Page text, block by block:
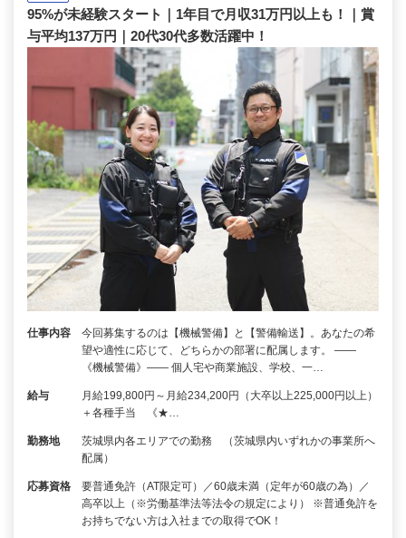
95%が未経験スタート｜1年目で月収31万円以上も！｜賞
与平均137万円｜20代30代多数活躍中！
仕事内容
今回募集するのは【機械警備】と【警備輸送】。あなたの希
望や適性に応じて、どちらかの部署に配属します。 ――
《機械警備》―― 個人宅や商業施設、学校、一…
給与
月給199,800円～月給234,200円（大卒以上225,000円以上）
＋各種手当 《★…
勤務地
茨城県内各エリアでの勤務 （茨城県内いずれかの事業所へ
配属）
応募資格
要普通免許（AT限定可）／60歳未満（定年が60歳の為）／
高卒以上（※労働基準法等法令の規定により） ※普通免許を
お持ちでない方は入社までの取得でOK！